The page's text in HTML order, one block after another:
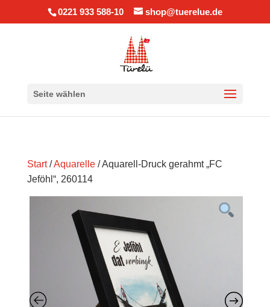
0221 933 588-10 shop@tuerelue.de
Seite wählen
Start/Aquarelle/ Aquarell-Druck gerahmt „FC
Jeföhl“, 260114